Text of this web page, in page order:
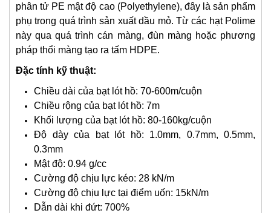
phân tử PE mật độ cao (Polyethylene), đây là sản phẩm
phụ trong quá trình sản xuất dầu mỏ. Từ các hạt Polime
này qua quá trình cán màng, đùn màng hoặc phương
pháp thổi màng tạo ra tấm HDPE.
Đặc tính kỹ thuật:
Chiều dài của bạt lót hồ: 70-600m/cuộn
Chiều rộng của bạt lót hồ: 7m
Khối lượng của bạt lót hồ: 80-160kg/cuộn
Độ dày của bạt lót hồ: 1.0mm, 0.7mm, 0.5mm,
0.3mm
Mật độ: 0.94 g/cc
Cường độ chịu lực kéo: 28 kN/m
Cường độ chịu lực tại điểm uốn: 15kN/m
Dẫn dài khi đứt: 700%